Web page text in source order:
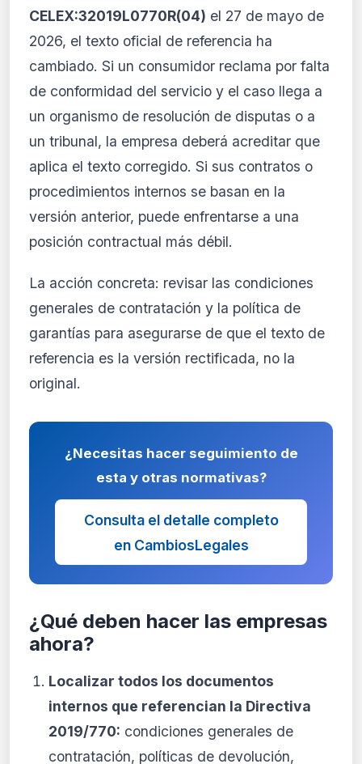
CELEX:32019L0770R(04) el 27 de mayo de
2026, el texto oficial de referencia ha
cambiado. Si un consumidor reclama por falta
de conformidad del servicio y el caso llega a
un organismo de resolución de disputas o a
un tribunal, la empresa deberá acreditar que
aplica el texto corregido. Si sus contratos o
procedimientos internos se basan en la
versión anterior, puede enfrentarse a una
posición contractual más débil.
La acción concreta: revisar las condiciones
generales de contratación y la política de
garantías para asegurarse de que el texto de
referencia es la versión rectificada, no la
original.
¿Necesitas hacer seguimiento de
esta y otras normativas?
Consulta el detalle completo
en CambiosLegales
¿Qué deben hacer las empresas
ahora?
Localizar todos los documentos
internos que referencian la Directiva
2019/770: condiciones generales de
contratación, políticas de devolución,